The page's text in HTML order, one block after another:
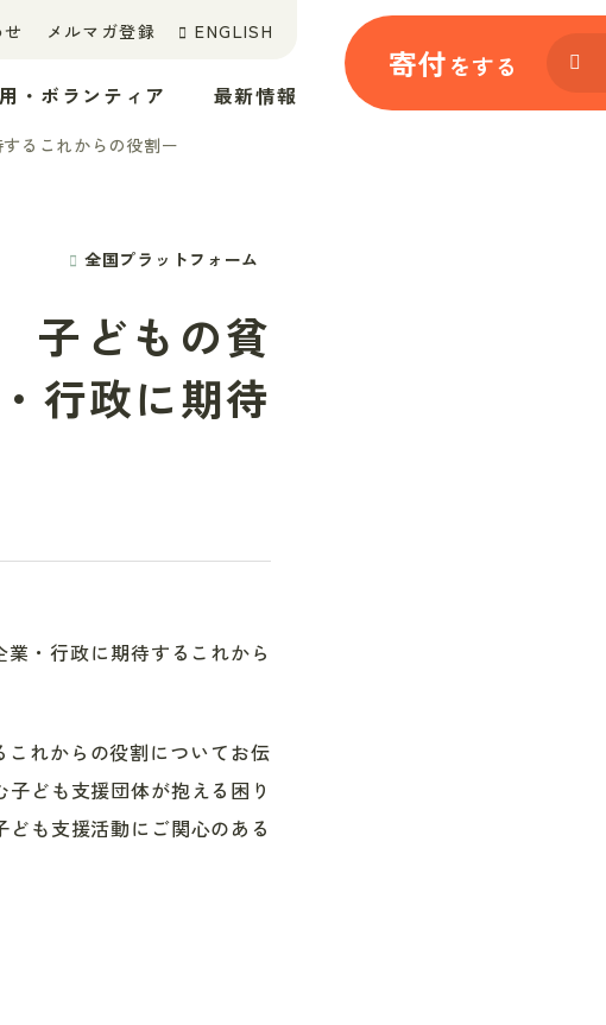
メルマガ登録 ENGLISH
・ボランティア 最新情報
寄付をする
るこれからの役割ー
全国プラットフォーム
子どもの貧
行政に期待
・行政に期待するこれから
れからの役割についてお伝
ども支援団体が抱える困り
も支援活動にご関心のある